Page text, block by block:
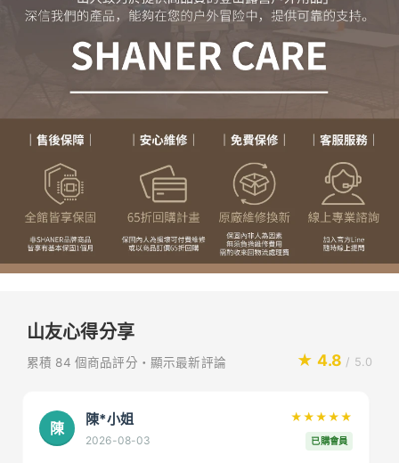
山友心得分享
累積 84 個商品評分・顯示最新評論 ★ 4.8 / 5.0
陳
陳*小姐
2026-08-03
★★★★★
已購會員